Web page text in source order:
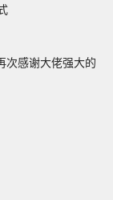
次感谢大佬强大的